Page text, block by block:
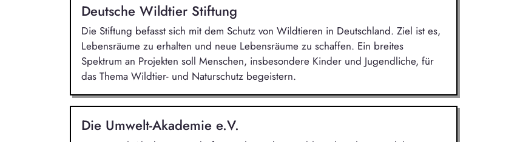
Deutsche Wildtier Stiftung
Die Stiftung befasst sich mit dem Schutz von Wildtieren in Deutschland. Ziel ist es,
Lebensräume zu erhalten und neue Lebensräume zu schaffen. Ein breites
Spektrum an Projekten soll Menschen, insbesondere Kinder und Jugendliche, für
das Thema Wildtier- und Naturschutz begeistern.
Die Umwelt-Akademie e.V.